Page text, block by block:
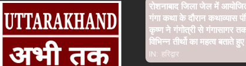
रोशनाबाद जिला जेल में
गंगा कथा के दौरान कथाव्यास
कृष्ण ने गंगोत्री से गंगासागर
विभिन्न तीर्थो का महत्व बताते
IN: हरिद्वार